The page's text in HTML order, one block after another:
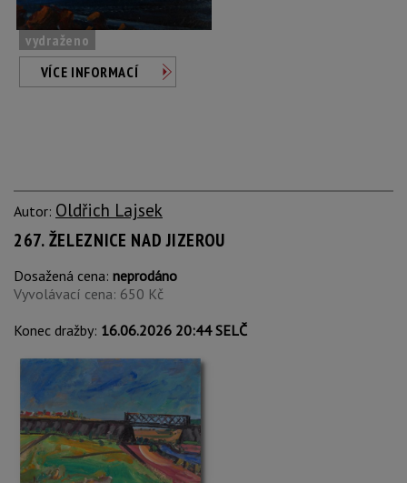
vydraženo
VÍCE INFORMACÍ
Autor: Oldřich Lajsek
267. ŽELEZNICE NAD JIZEROU
Dosažená cena: neprodáno
Vyvolávací cena: 650 Kč
Konec dražby: 16.06.2026 20:44 SELČ